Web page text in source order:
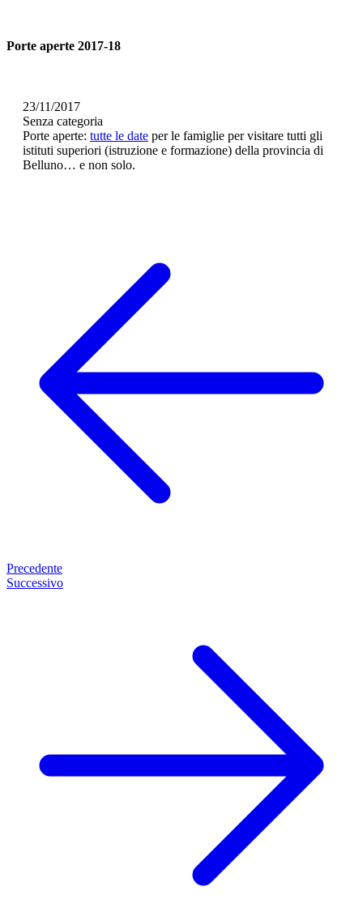
Porte aperte 2017-18
23/11/2017
Senza categoria
Porte aperte: tutte le date per le famiglie per visitare tutti gli
istituti superiori (istruzione e formazione) della provincia di
Belluno… e non solo.
Precedente
Successivo